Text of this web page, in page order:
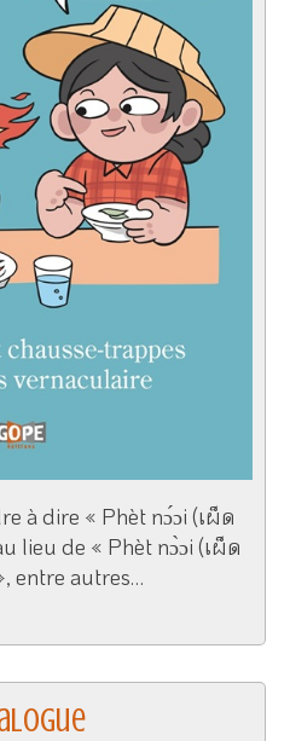
à dire « Phèt nɔ́ɔi (เผ็ด
lieu de « Phèt nɔ̀ɔi (เผ็ด
entre autres…